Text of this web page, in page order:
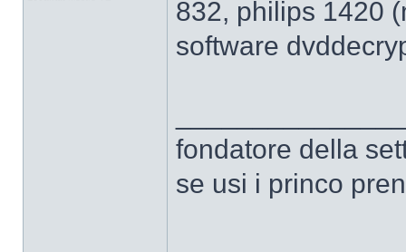
832, philips 1420
software
fondatore della
se usi i princo